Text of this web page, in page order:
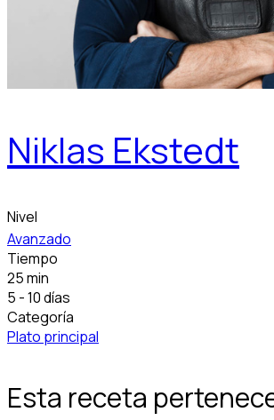
Niklas Ekstedt
Nivel
Avanzado
Tiempo
25 min
5 - 10 días
Categoría
Plato principal
Esta receta